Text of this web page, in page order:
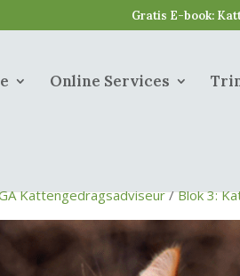
Gratis E-book:
Online Services
Kattengedragsadviseur/Blok 3: